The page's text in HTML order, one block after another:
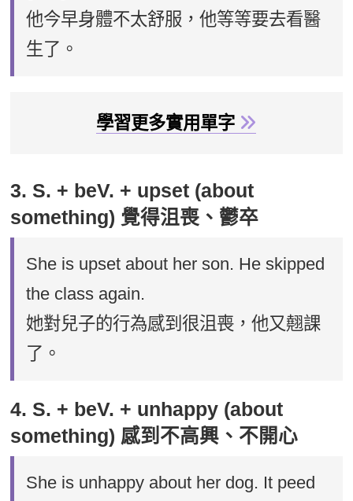
他今早身體不太舒服，他等等要去看醫
生了。
學習更多實用單字
3. S. + beV. + upset (about
something) 覺得沮喪、鬱卒
She is upset about her son. He skipped
the class again.
她對兒子的行為感到很沮喪，他又翹課
了。
4. S. + beV. + unhappy (about
something) 感到不高興、不開心
She is unhappy about her dog. It peed